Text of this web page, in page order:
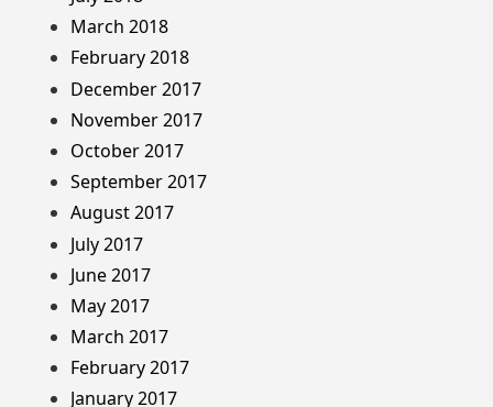
March 2018
February 2018
December 2017
November 2017
October 2017
September 2017
August 2017
July 2017
June 2017
May 2017
March 2017
February 2017
January 2017